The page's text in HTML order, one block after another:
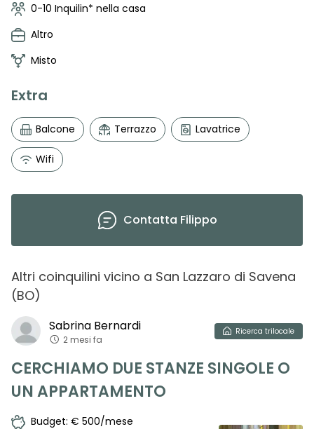
0-10 Inquilin* nella casa
Altro
Misto
Extra
Balcone Terrazzo Lavatrice
Wifi
Contatta Filippo
Altri coinquilini vicino a San Lazzaro di Savena
(BO)
Sabrina Bernardi
2 mesi fa
Ricerca trilocale
CERCHIAMO DUE STANZE SINGOLE O
UN APPARTAMENTO
Budget: € 500/mese